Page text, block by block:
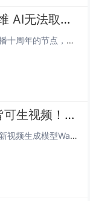
张朝阳：学好英语能提升理性思维 AI无法取代新闻网站因人类要看的是视角
快科技8月7日消息，在《张朝阳的英语课》开播十周年的节点，搜狐创始人、董事局主席兼首席执行官张朝阳公开发声，分享了自己对AI技术冲击传统新闻行业的独到看法。张朝阳坦言，最近两年人工智能技术迭代速度非常快，整个行业已经发生了深刻变革，但他始终...
阿里云Wan3.0正式公测：万物皆可生视频！单次可生成30秒
快科技8月7日消息，阿里云官宣，万相系列全新视频生成模型Wan3.0启动公测，该模型在成片时长、多素材输入、画面真实度、跨帧一致性四大维度完成全面升级。在视频时长方面，模型支持单次生成最长30秒完整视频，可实现一镜到底、多段连续运镜等复杂镜...